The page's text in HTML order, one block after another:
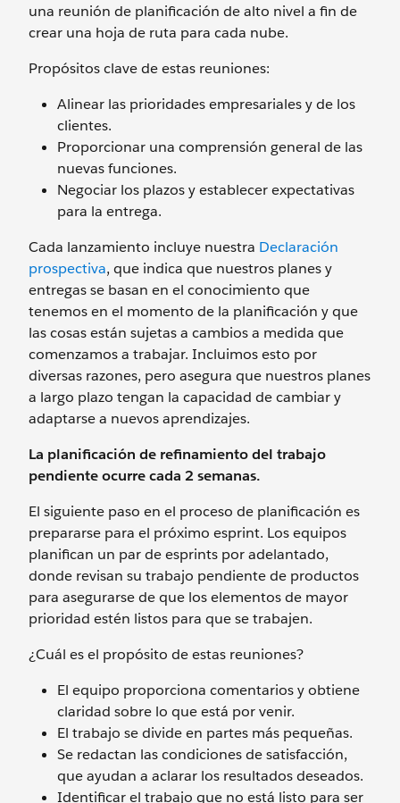
una reunión de planificación de alto nivel a fin de
crear una hoja de ruta para cada nube.
Propósitos clave de estas reuniones:
Alinear las prioridades empresariales y de los
clientes.
Proporcionar una comprensión general de las
nuevas funciones.
Negociar los plazos y establecer expectativas
para la entrega.
Cada lanzamiento incluye nuestra Declaración
prospectiva, que indica que nuestros planes y
entregas se basan en el conocimiento que
tenemos en el momento de la planificación y que
las cosas están sujetas a cambios a medida que
comenzamos a trabajar. Incluimos esto por
diversas razones, pero asegura que nuestros planes
a largo plazo tengan la capacidad de cambiar y
adaptarse a nuevos aprendizajes.
La planificación de refinamiento del trabajo
pendiente ocurre cada 2 semanas.
El siguiente paso en el proceso de planificación es
prepararse para el próximo esprint. Los equipos
planifican un par de esprints por adelantado,
donde revisan su trabajo pendiente de productos
para asegurarse de que los elementos de mayor
prioridad estén listos para que se trabajen.
¿Cuál es el propósito de estas reuniones?
El equipo proporciona comentarios y obtiene
claridad sobre lo que está por venir.
El trabajo se divide en partes más pequeñas.
Se redactan las condiciones de satisfacción,
que ayudan a aclarar los resultados deseados.
Identificar el trabajo que no está listo para ser